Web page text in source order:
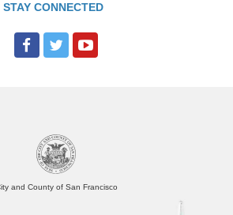
STAY CONNECTED
and County of San Francisco